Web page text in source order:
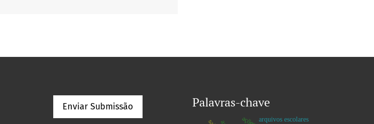
Enviar Submissão Palavras-chave
arquivos escolares